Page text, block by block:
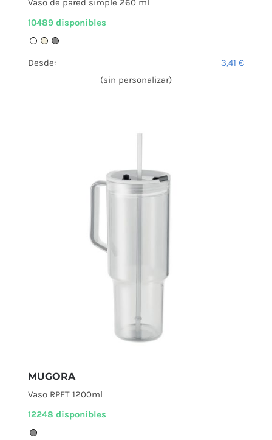
Vaso de pared simple 260 ml
10489 disponibles
Desde: 3,41 €
(sin personalizar)
MUGORA
Vaso RPET 1200ml
12248 disponibles